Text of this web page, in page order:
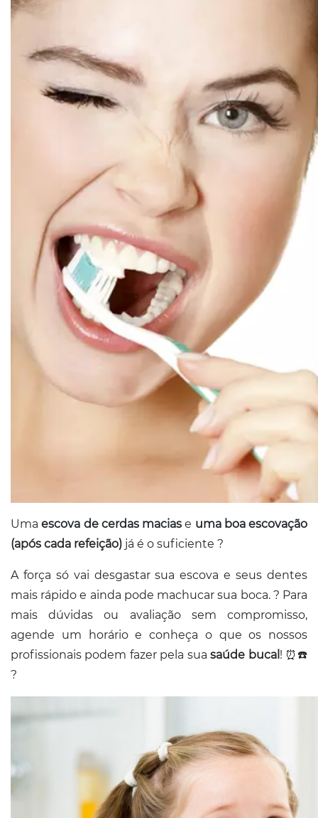
Umaescova de cerdas macias e uma boa escovação
(após cada refeição) já é o suficiente ?
A força só vai desgastar sua escova e seus dentes
mais rápido e ainda pode machucar sua boca. ? Para
mais dúvidas ou avaliação sem compromisso,
agende um horário e conheça o que os nossos
profissionais podem fazer pela suasaúde bucal ! ⏰☎️
?